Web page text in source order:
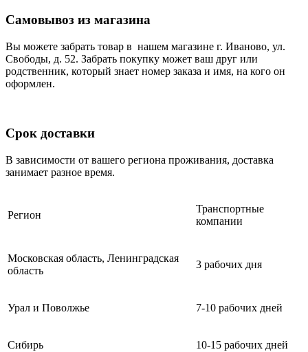
Самовывоз из магазина
Вы можете забрать товар в нашем магазине г. Иваново, ул.
Свободы, д. 52. Забрать покупку может ваш друг или
родственник, который знает номер заказа и имя, на кого он
оформлен.
Срок доставки
В зависимости от вашего региона проживания, доставка
занимает разное время.
Регион
Транспортные
компании
Московская область, Ленинградская
область
3 рабочих дня
Урал и Поволжье 7-10 рабочих дней
Сибирь 10-15 рабочих дней